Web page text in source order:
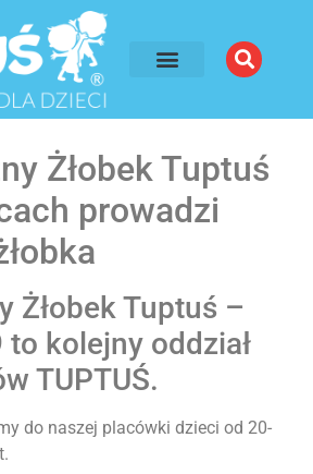
Żłobek Tuptuś
prowadzi
Żłobek Tuptuś –
to kolejny oddział
TUPTUŚ.
do naszej placówki dzieci od 20-